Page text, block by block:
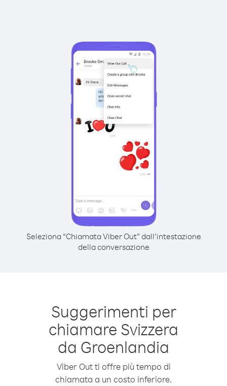
Seleziona “Chiamata Viber Out” dall’intestazione
della conversazione
Suggerimenti per
chiamare Svizzera
da Groenlandia
Viber Out ti offre più tempo di
chiamata a un costo inferiore.